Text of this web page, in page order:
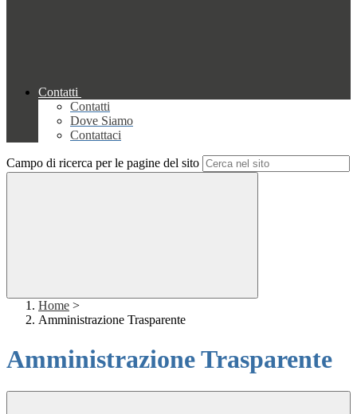
Contatti
Contatti
Dove Siamo
Contattaci
Campo di ricerca per le pagine del sito
Home >
Amministrazione Trasparente
Amministrazione Trasparente